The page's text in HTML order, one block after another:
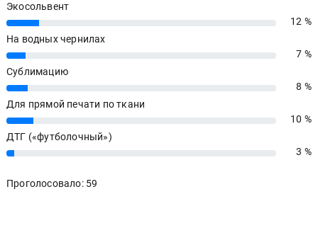
Экосольвент
12%
12 %
На водных чернилах
7%
7 %
Сублимацию
8%
8 %
Для прямой печати по ткани
10%
10 %
ДТГ («футболочный»)
3% 3 %
Проголосовало: 59